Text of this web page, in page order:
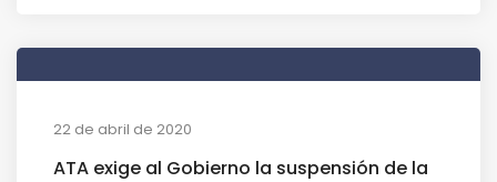
22 de abril de 2020
ATA exige al Gobierno la suspensión de la